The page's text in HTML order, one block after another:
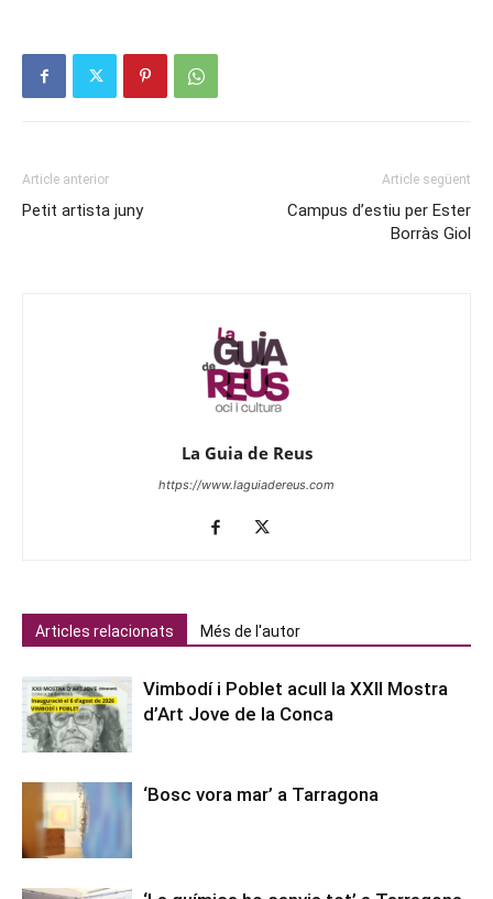
Article anterior
Petit artista juny
Article següent
Campus d’estiu per Ester
Borràs Giol
La Guia de Reus
https://www.laguiadereus.com
Articles relacionats Més de l'autor
Vimbodí i Poblet acull la XXII Mostra
d’Art Jove de la Conca
‘Bosc vora mar’ a Tarragona